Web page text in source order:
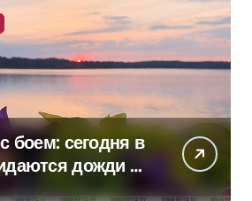
боем: сегодня в
дожди и